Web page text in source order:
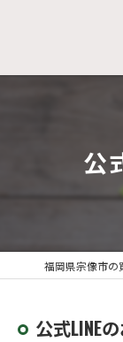
公
公式LINE